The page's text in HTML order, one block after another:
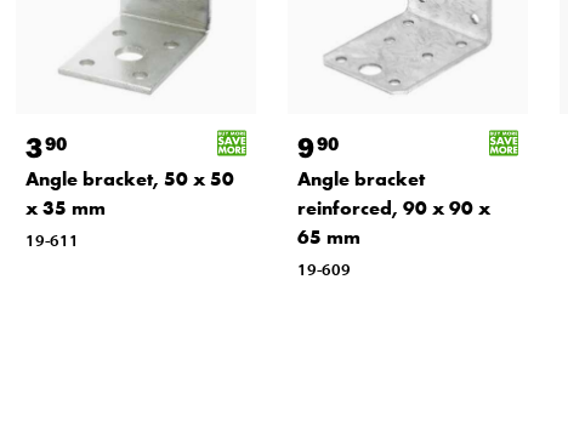
390
Angle bracket, 50 x 50
x 35 mm
19-611
990
Angle bracket
reinforced, 90 x 90 x
65 mm
19-609